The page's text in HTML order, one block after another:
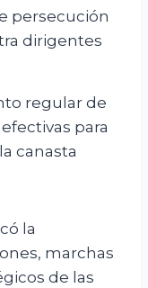
persecución
dirigentes
regular de
para
canasta
la
marchas
de las